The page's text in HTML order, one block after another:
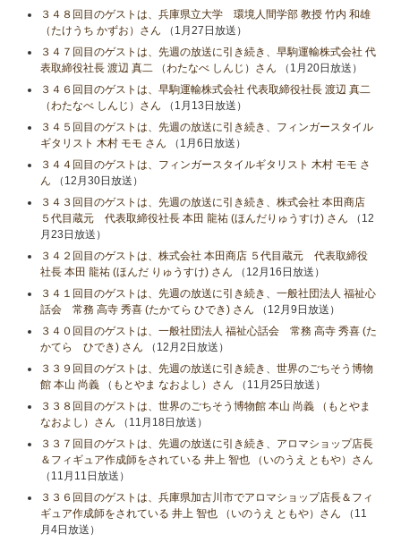
３４８回目のゲストは、兵庫県立大学 環境人間学部 教授 竹内 和雄
（たけうち かずお）さん （1月27日放送）
３４７回目のゲストは、先週の放送に引き続き、早駒運輸株式会社 代
表取締役社長 渡辺 真二 （わたなべ しんじ）さん （1月20日放送）
３４６回目のゲストは、早駒運輸株式会社 代表取締役社長 渡辺 真二
（わたなべ しんじ）さん （1月13日放送）
３４５回目のゲストは、先週の放送に引き続き、フィンガースタイル
ギタリスト 木村 モモ さん （1月6日放送）
３４４回目のゲストは、フィンガースタイルギタリスト 木村 モモ さ
ん （12月30日放送）
３４３回目のゲストは、先週の放送に引き続き、株式会社 本田商店
５代目蔵元 代表取締役社長 本田 龍祐 (ほんだりゅうすけ) さん （12
月23日放送）
３４２回目のゲストは、株式会社 本田商店 ５代目蔵元 代表取締役
社長 本田 龍祐 (ほんだ りゅうすけ) さん （12月16日放送）
３４１回目のゲストは、先週の放送に引き続き、一般社団法人 福祉心
話会 常務 高寺 秀喜 (たかてら ひでき) さん （12月9日放送）
３４０回目のゲストは、一般社団法人 福祉心話会 常務 高寺 秀喜 (た
かてら ひでき) さん （12月2日放送）
３３９回目のゲストは、先週の放送に引き続き、世界のごちそう博物
館 本山 尚義 （もとやま なおよし）さん （11月25日放送）
３３８回目のゲストは、世界のごちそう博物館 本山 尚義 （もとやま
なおよし）さん （11月18日放送）
３３７回目のゲストは、先週の放送に引き続き、アロマショップ店長
＆フィギュア作成師をされている 井上 智也 （いのうえ ともや）さん
（11月11日放送）
３３６回目のゲストは、兵庫県加古川市でアロマショップ店長＆フィ
ギュア作成師をされている 井上 智也 （いのうえ ともや）さん （11
月4日放送）